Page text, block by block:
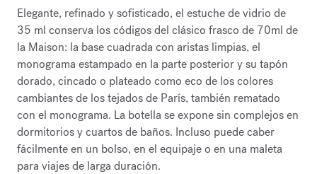
Elegante, refinado y sofisticado, el estuche de vidrio de
35 ml conserva los códigos del clásico frasco de 70ml de
la Maison: la base cuadrada con aristas limpias, el
monograma estampado en la parte posterior y su tapón
dorado, cincado o plateado como eco de los colores
cambiantes de los tejados de París, también rematado
con el monograma. La botella se expone sin complejos en
dormitorios y cuartos de baños. Incluso puede caber
fácilmente en un bolso, en el equipaje o en una maleta
para viajes de larga duración.